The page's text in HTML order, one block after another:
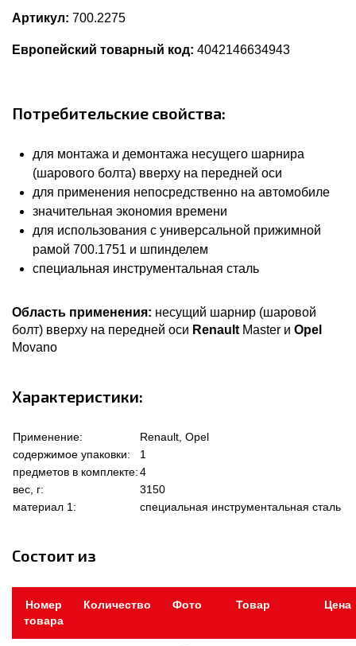
Артикул: 700.2275
Европейский товарный код: 4042146634943
Потребительские свойства:
для монтажа и демонтажа несущего шарнира
(шарового болта) вверху на передней оси
для применения непосредственно на автомобиле
значительная экономия времени
для использования с универсальной прижимной
рамой 700.1751 и шпинделем
специальная инструментальная сталь
Область применения: несущий шарнир (шаровой
болт) вверху на передней оси Renault Master и Opel
Movano
Характеристики:
Применение:
Renault, Opel
содержимое упаковки:
1
предметов в комплекте:4
вес, г:
3150
материал 1:
специальная инструментальная сталь
Состоит из
Номер
товара
Количество Фото Товар Цена